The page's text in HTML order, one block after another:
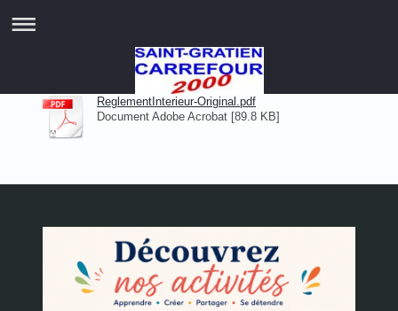
ReglementInterieur-Original.pdf
Document Adobe Acrobat [89.8 KB]